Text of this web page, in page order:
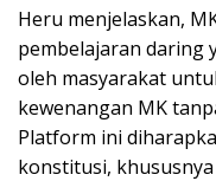
Heru menjelaskan,
pembelajaran daring
oleh masyarakat
kewenangan MK
Platform ini
konstitusi,